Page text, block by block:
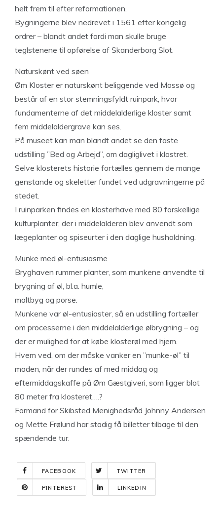
helt frem til efter reformationen.
Bygningerne blev nedrevet i 1561 efter kongelig
ordrer – blandt andet fordi man skulle bruge
teglstenene til opførelse af Skanderborg Slot.
Naturskønt ved søen
Øm Kloster er naturskønt beliggende ved Mossø og
består af en stor stemningsfyldt ruinpark, hvor
fundamenterne af det middelalderlige kloster samt
fem middelaldergrave kan ses.
På museet kan man blandt andet se den faste
udstilling ”Bed og Arbejd”, om dagliglivet i klostret.
Selve klosterets historie fortælles gennem de mange
genstande og skeletter fundet ved udgravningerne på
stedet.
I ruinparken findes en klosterhave med 80 forskellige
kulturplanter, der i middelalderen blev anvendt som
lægeplanter og spiseurter i den daglige husholdning.
Munke med øl-entusiasme
Bryghaven rummer planter, som munkene anvendte til
brygning af øl, bl.a. humle,
maltbyg og porse.
Munkene var øl-entusiaster, så en udstilling fortæller
om processerne i den middelalderlige ølbrygning – og
der er mulighed for at købe klosterøl med hjem.
Hvem ved, om der måske vanker en ”munke-øl” til
maden, når der rundes af med middag og
eftermiddagskaffe på Øm Gæstgiveri, som ligger blot
80 meter fra klosteret….?
Formand for Skibsted Menighedsråd Johnny Andersen
og Mette Frølund har stadig få billetter tilbage til den
spændende tur.
FACEBOOK TWITTER
PINTEREST LINKEDIN